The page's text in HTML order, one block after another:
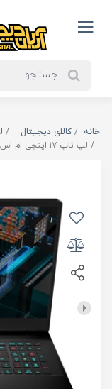
خانه کالای دیجیتال
لپ تاپ ۱۷ اینچی ام اس آی مدل MSI GP76 Leopard 11UG